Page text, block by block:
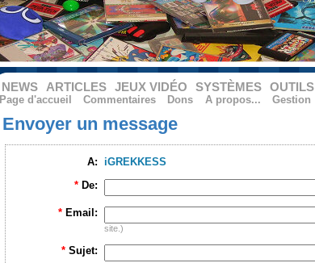
NEWS ARTICLES JEUX VIDÉO SYSTÈMES OUTILS
Page d'accueil Commentaires Dons A propos... Gestion
Envoyer un message
A:
iGREKKESS
* De:
* Email:
site.)
* Sujet: